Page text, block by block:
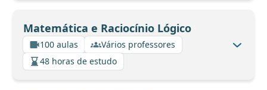
Matemática e Raciocínio Lógico
100 aulas
Vários professores
48 horas de estudo